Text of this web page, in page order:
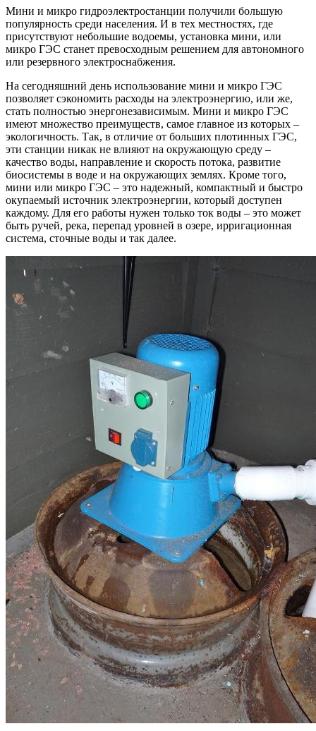
Мини и микро гидроэлектростанции получили большую
популярность среди населения. И в тех местностях, где
присутствуют небольшие водоемы, установка мини, или
микро ГЭС станет превосходным решением для автономного
или резервного электроснабжения.
На сегодняшний день использование мини и микро ГЭС
позволяет сэкономить расходы на электроэнергию, или же,
стать полностью энергонезависимым. Мини и микро ГЭС
имеют множество преимуществ, самое главное из которых –
экологичность. Так, в отличие от больших плотинных ГЭС,
эти станции никак не влияют на окружающую среду –
качество воды, направление и скорость потока, развитие
биосистемы в воде и на окружающих землях. Кроме того,
мини или микро ГЭС – это надежный, компактный и быстро
окупаемый источник электроэнергии, который доступен
каждому. Для его работы нужен только ток воды – это может
быть ручей, река, перепад уровней в озере, ирригационная
система, сточные воды и так далее.